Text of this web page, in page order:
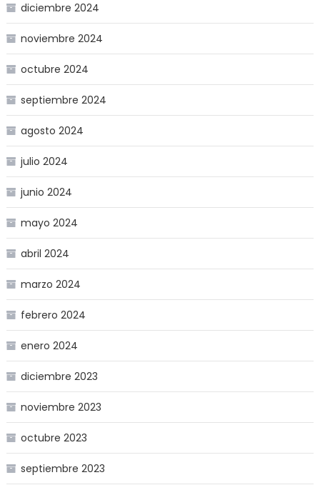
diciembre 2024
noviembre 2024
octubre 2024
septiembre 2024
agosto 2024
julio 2024
junio 2024
mayo 2024
abril 2024
marzo 2024
febrero 2024
enero 2024
diciembre 2023
noviembre 2023
octubre 2023
septiembre 2023